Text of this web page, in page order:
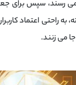
‌رسند، سپس برای
راحتی اعتماد
می ‌زنند.